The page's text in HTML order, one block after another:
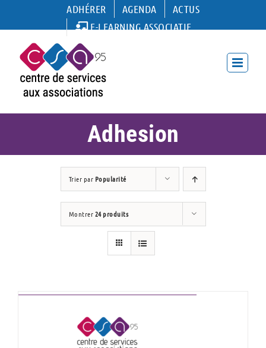
ADHÉRER AGENDA
ACTUS
E-LEARNING ASSOCIATIF
Adhesion
Trier par Popularité
Montrer24 produits